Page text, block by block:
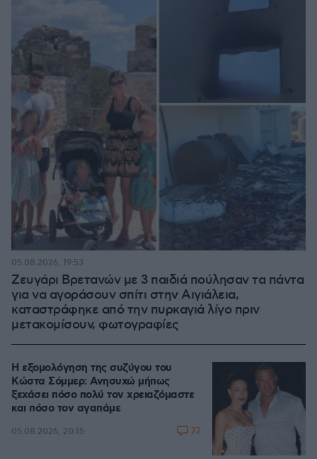
Ζευγάρι Βρετανών με 3 παιδιά πούλησαν τα πάντα
για να αγοράσουν σπίτι στην Αιγιάλεια,
καταστράφηκε από την πυρκαγιά λίγο πριν
μετακομίσουν, φωτογραφίες
05.08.2026, 19:53
Η εξομολόγηση της συζύγου του
Κώστα Σόμμερ: Ανησυχώ μήπως
ξεχάσει πόσο πολύ τον χρειαζόμαστε
και πόσο τον αγαπάμε
05.08.2026, 20:15 22